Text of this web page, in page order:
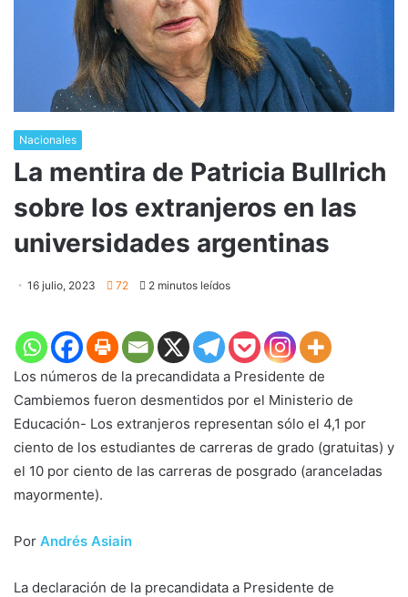
Nacionales
La mentira de Patricia Bullrich
sobre los extranjeros en las
universidades argentinas
16 julio, 2023 72 2 minutos leídos
Los números de la precandidata a Presidente de
Cambiemos fueron desmentidos por el Ministerio de
Educación- Los extranjeros representan sólo el 4,1 por
ciento de los estudiantes de carreras de grado (gratuitas) y
el 10 por ciento de las carreras de posgrado (aranceladas
mayormente).
Por Andrés Asiain
La declaración de la precandidata a Presidente de